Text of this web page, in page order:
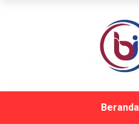
Beranda